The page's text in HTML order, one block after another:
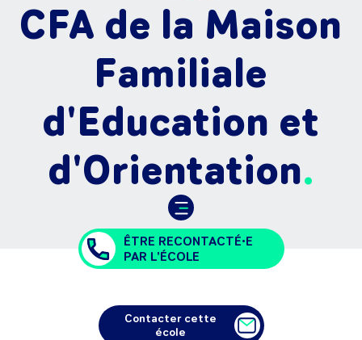
CFA de la Maison
Familiale
d'Education et
d'Orientation
ÊTRE RECONTACTÉ•E
PAR L'ÉCOLE
Contacter cette
école